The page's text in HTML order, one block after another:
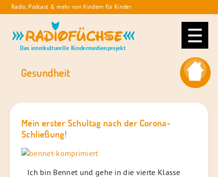
Skip
to
Radio, Podcast & mehr von Kindern für Kinder
Radiofüchse
Das interkulturelle Kindermedienprojekt
Gesundheit
Mein erster Schultag nach der Corona-
Schließung!
Ich bin Bennet und gehe in die vierte Klasse